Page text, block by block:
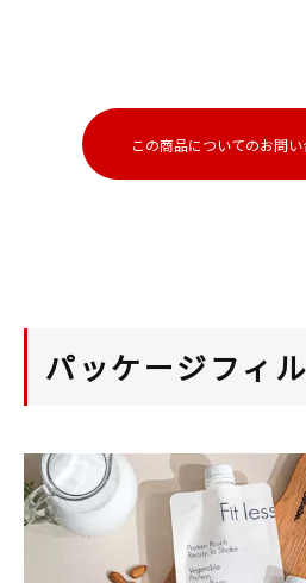
この商品についてのお問
パッケージフィ